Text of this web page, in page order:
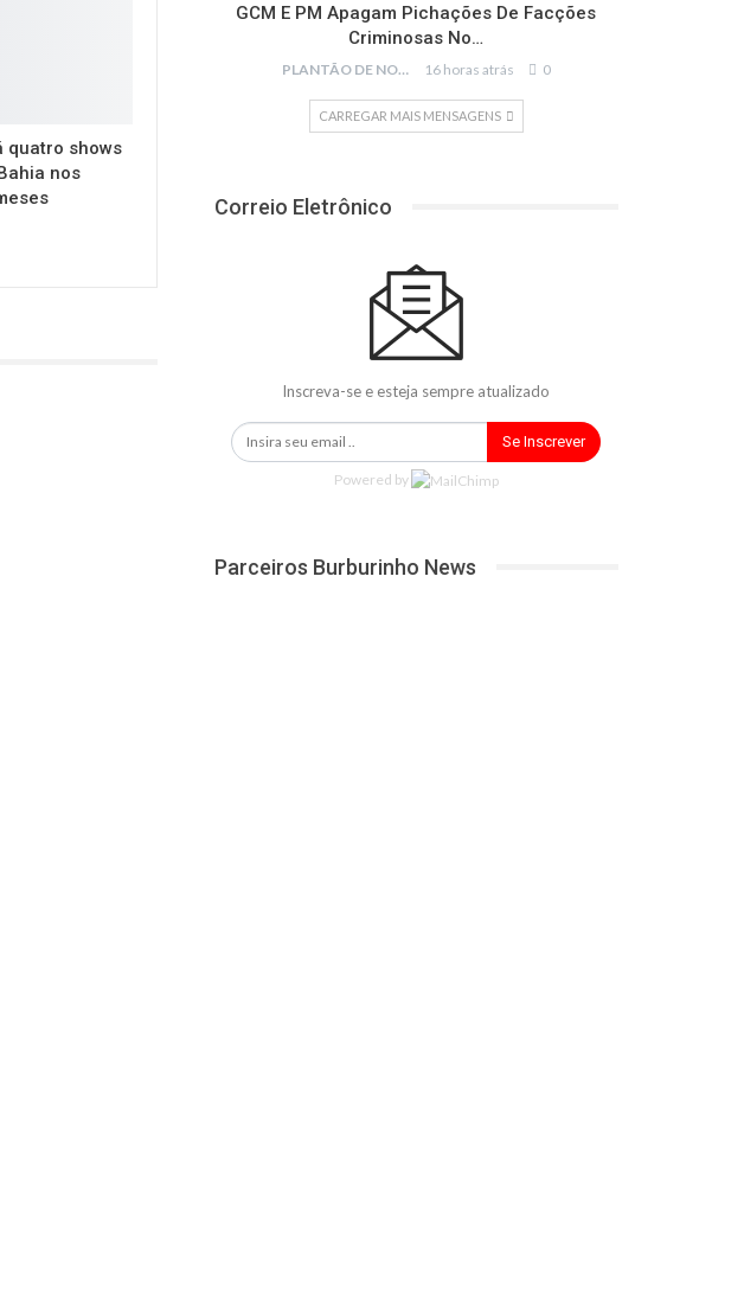
quatro shows
nos
GCM E PM Apagam Pichações De Facções
Criminosas No…
PLANTÃO DE NOTÍCIAS 16 horas atrás 0
CARREGAR MAIS MENSAGENS
Correio Eletrônico
Inscreva-se e esteja sempre atualizado
Se Inscrever
Powered by
Parceiros Burburinho News